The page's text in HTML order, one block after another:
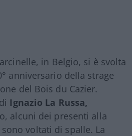
in Belgio, si è svolta
anniversario della strage
del Bois du Cazier.
Ignazio La Russa,
alcuni dei presenti alla
voltati di spalle. La